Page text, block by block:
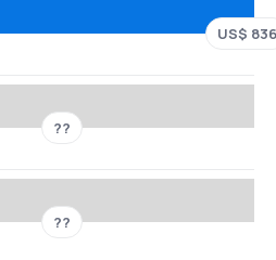
US$ 836
??
??